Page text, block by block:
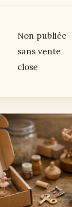
Non publiée
sans vente
close